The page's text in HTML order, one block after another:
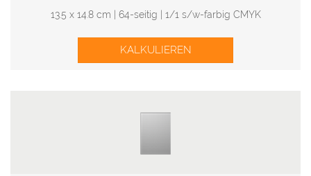
13.5 x 14.8 cm | 64-seitig | 1/1 s/w-farbig CMYK
KALKULIEREN